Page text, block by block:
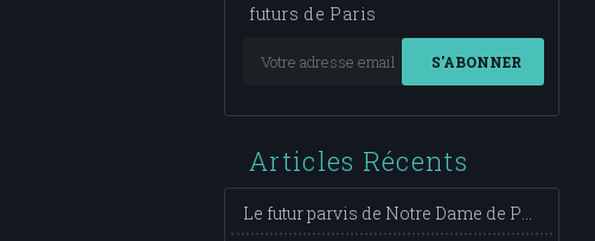
futurs de Paris
S'ABONNER
Articles Récents
Le futur parvis de Notre Dame de Paris